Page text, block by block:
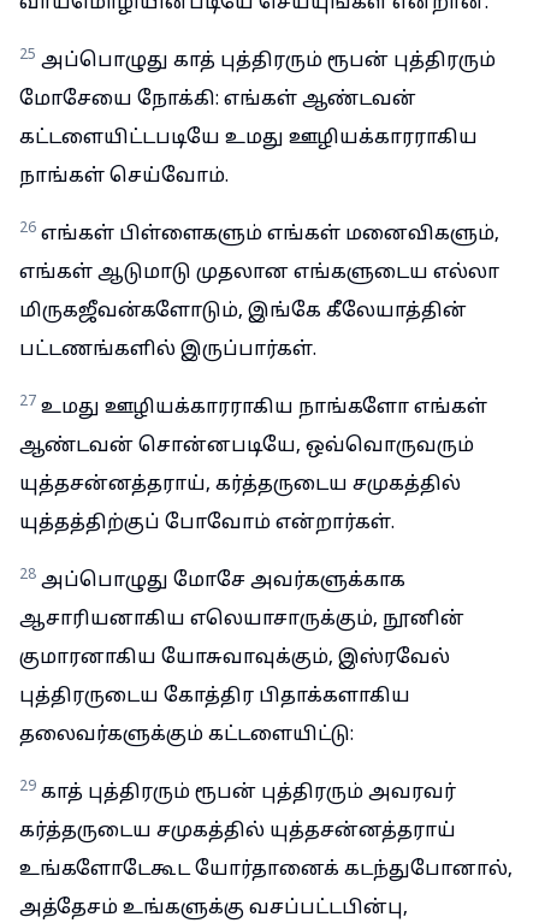
25 அப்பொழுது காத் புத்திரரும் ரூபன் புத்திரரும்
மோசேயை நோக்கி: எங்கள் ஆண்டவன்
கட்டளையிட்டபடியே உமது ஊழியக்காரராகிய
நாங்கள் செய்வோம்.
26 எங்கள் பிள்ளைகளும் எங்கள் மனைவிகளும்,
எங்கள் ஆடுமாடு முதலான எங்களுடைய எல்லா
மிருகஜீவன்களோடும், இங்கே கீலேயாத்தின்
பட்டணங்களில் இருப்பார்கள்.
27 உமது ஊழியக்காரராகிய நாங்களோ எங்கள்
ஆண்டவன் சொன்னபடியே, ஒவ்வொருவரும்
யுத்தசன்னத்தராய், கர்த்தருடைய சமுகத்தில்
யுத்தத்திற்குப் போவோம் என்றார்கள்.
28 அப்பொழுது மோசே அவர்களுக்காக
ஆசாரியனாகிய எலெயாசாருக்கும், நூனின்
குமாரனாகிய யோசுவாவுக்கும், இஸ்ரவேல்
புத்திரருடைய கோத்திர பிதாக்களாகிய
தலைவர்களுக்கும் கட்டளையிட்டு:
29 காத் புத்திரரும் ரூபன் புத்திரரும் அவரவர்
கர்த்தருடைய சமுகத்தில் யுத்தசன்னத்தராய்
உங்களோடேகூட யோர்தானைக் கடந்துபோனால்,
அத்தேசம் உங்களுக்கு வசப்பட்டபின்பு,